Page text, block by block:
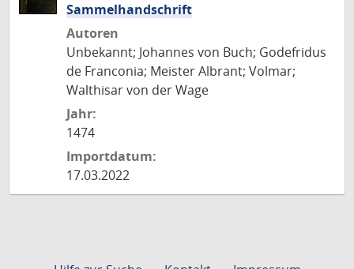
Sammelhandschrift
Autoren
Unbekannt; Johannes von Buch; Godefridus
de Franconia; Meister Albrant; Volmar;
Walthisar von der Wage
Jahr:
1474
Importdatum:
17.03.2022